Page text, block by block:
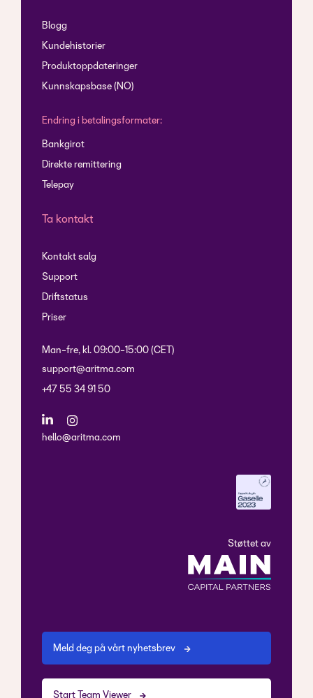
Blogg
Kundehistorier
Produktoppdateringer
Kunnskapsbase (NO)
Endring i betalingsformater:
Bankgirot
Direkte remittering
Telepay
Ta kontakt
Kontakt salg
Support
Driftstatus
Priser
Man-fre, kl. 09:00-15:00 (CET)
support@aritma.com
+47 55 34 91 50
hello@aritma.com
Støttet av
Meld deg på vårt nyhetsbrev
Start Team Viewer